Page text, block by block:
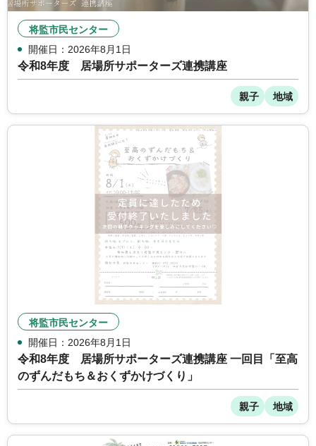
将監市民センター
開催日：2026年8月1日
令和8年度 居場所サポーターズ連携講座
親子 地域
将監市民センター
開催日：2026年8月1日
令和8年度 居場所サポーターズ連携講座 一回目「至高
のずんだもち＆おくずかけづくり」
親子 地域